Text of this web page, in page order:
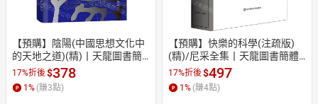
【預購】陰陽(中國思想文化中
的天地之道)(精)丨天龍圖書簡
體字專賣店丨9787522508481
(tl2610)
17%折後$378
1% (賺3點)
【預購】快樂的科學(注疏版)
(精)/尼采全集丨天龍圖書簡體
字專賣店丨9787576060379 (tl
2610)
17%折後$497
1% (賺4點)